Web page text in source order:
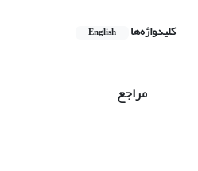
کلیدواژه‌ها English
مراجع